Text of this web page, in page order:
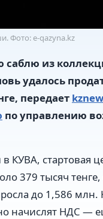
Фото: e-qazyna.kz
саблю из
удалось
передает
по управлению
КУВА, стартовая
379 тысяч
до 1,586 млн.
начислят НДС —